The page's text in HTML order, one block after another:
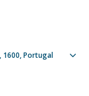
1600 Portugal